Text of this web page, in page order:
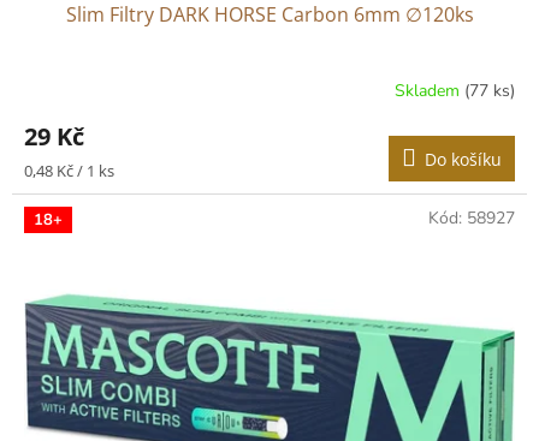
Slim Filtry DARK HORSE Carbon 6mm ∅120ks
Skladem (77 ks)
29 Kč
Měrná
cena:
0,48 Kč / 1 ks Do košíku
18+ Kód: 58927